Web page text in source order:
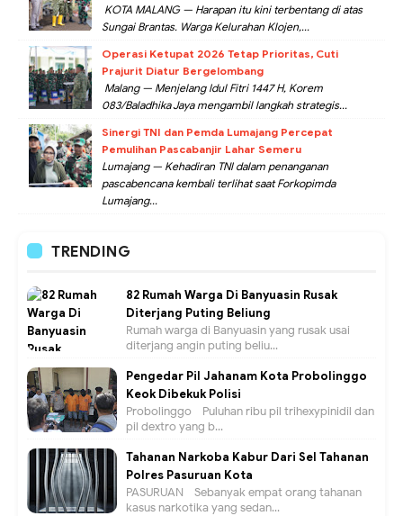
KOTA MALANG — Harapan itu kini terbentang di atas
Sungai Brantas. Warga Kelurahan Klojen,...
Operasi Ketupat 2026 Tetap Prioritas, Cuti
Prajurit Diatur Bergelombang
Malang — Menjelang Idul Fitri 1447 H, Korem
083/Baladhika Jaya mengambil langkah strategis...
Sinergi TNI dan Pemda Lumajang Percepat
Pemulihan Pascabanjir Lahar Semeru
Lumajang — Kehadiran TNI dalam penanganan
pascabencana kembali terlihat saat Forkopimda
Lumajang...
TRENDING
82 Rumah Warga Di Banyuasin Rusak
Diterjang Puting Beliung
Rumah warga di Banyuasin yang rusak usai
diterjang angin puting beliu...
Pengedar Pil Jahanam Kota Probolinggo
Keok Dibekuk Polisi
Probolinggo - Puluhan ribu pil trihexypinidil dan
pil dextro yang b...
Tahanan Narkoba Kabur Dari Sel Tahanan
Polres Pasuruan Kota
PASURUAN - Sebanyak empat orang tahanan
kasus narkotika yang sedan...